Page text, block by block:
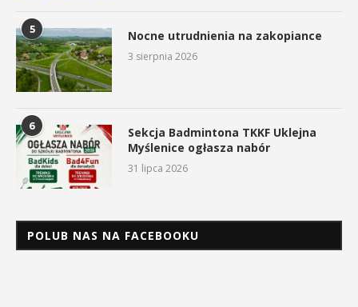
5 Nocne utrudnienia na zakopiance
3 sierpnia 2026
6
Sekcja Badmintona TKKF Uklejna
Myślenice ogłasza nabór
31 lipca 2026
POLUB NAS NA FACEBOOKU